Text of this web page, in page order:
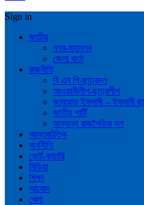
Sign in
জাতীয়
নগর-মহানগর
জেলা বার্তা
রাজনীতি
বি এন পি-ছাত্রদল
আওয়ামীলীগ-ছাত্রলীগ
জামায়াত ইসলামী – ইসলামী
জাতীয় পার্টি
অন্যান্য রাজনৈতিক দল
আন্তর্জাতিক
অর্থনীতি
কোর্ট-কাচারি
মিডিয়া
শিক্ষা
আমোদ
খেলা